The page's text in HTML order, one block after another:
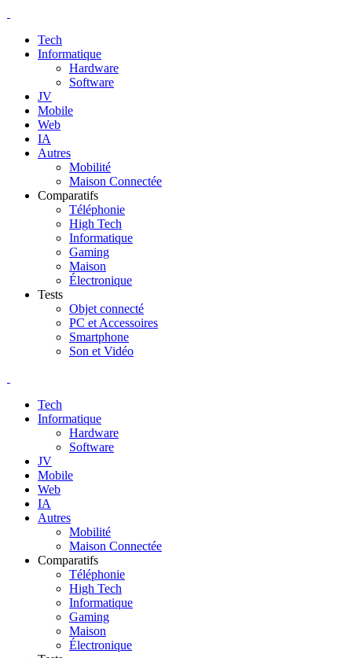
Tech
Informatique
Hardware
Software
JV
Mobile
Web
IA
Autres
Mobilité
Maison Connectée
Comparatifs
Téléphonie
High Tech
Informatique
Gaming
Maison
Électronique
Tests
Objet connecté
PC et Accessoires
Smartphone
Son et Vidéo
Tech
Informatique
Hardware
Software
JV
Mobile
Web
IA
Autres
Mobilité
Maison Connectée
Comparatifs
Téléphonie
High Tech
Informatique
Gaming
Maison
Électronique